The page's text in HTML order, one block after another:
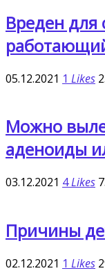
Вреден для
05.12.2021 1 Likes
Можно
аденоиды
03.12.2021 4Likes
Причины
02.12.2021 1 Likes